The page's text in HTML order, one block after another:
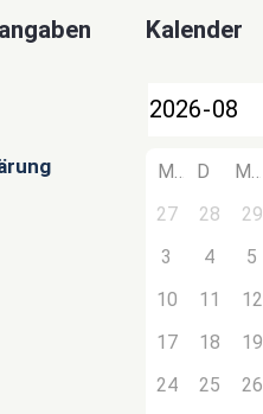
Kalender
M D M
27
28 29
3
4 5
10
11 12
17
18 19
24
25 26